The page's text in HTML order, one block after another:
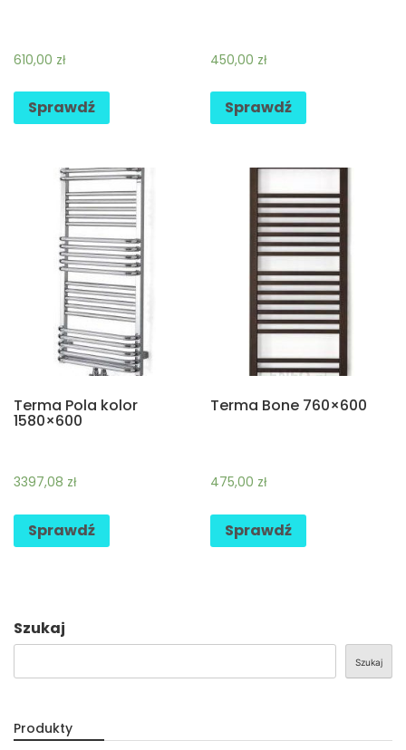
610,00 zł
Sprawdź
450,00 zł
Sprawdź
Terma Pola kolor
1580×600
3397,08 zł
Sprawdź
Terma Bone 760×600
475,00 zł
Sprawdź
Szukaj
Szukaj
Produkty